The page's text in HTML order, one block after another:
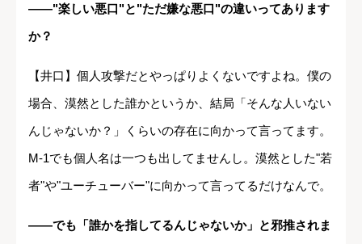
――"楽しい悪口"と"ただ嫌な悪口"の違いってあります
か？
【井口】個人攻撃だとやっぱりよくないですよね。僕の
場合、漠然とした誰かというか、結局「そんな人いない
んじゃないか？」くらいの存在に向かって言ってます。
M-1でも個人名は一つも出してませんし。漠然とした"若
者"や"ユーチューバー"に向かって言ってるだけなんで。
――でも「誰かを指してるんじゃないか」と邪推されま